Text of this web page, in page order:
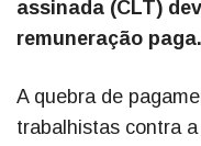
assinada (CLT)
remuneração paga.
A quebra de
trabalhistas contra